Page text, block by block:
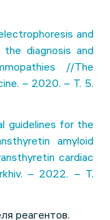
and
diagnosis and
//The
– 2020. – Т. 5.
guidelines for the
amyloid
cardiac
– 2022. – Т.
реагентов.